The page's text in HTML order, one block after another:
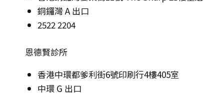
銅鑼灣 A 出口
2522 2204
恩德賢診所
香港中環都爹利街6號印刷行4樓405室
中環 G 出口